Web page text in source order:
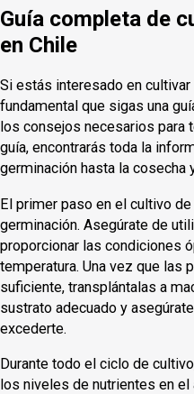
Guía completa de
en Chile
Si estás interesado en cultivar
fundamental que sigas una
los consejos necesarios para
guía, encontrarás toda la
germinación hasta la cosecha
El primer paso en el cultivo
germinación. Asegúrate de
proporcionar las condiciones
temperatura. Una vez que las
suficiente, transplántalas a
sustrato adecuado y
excederte.
Durante todo el ciclo de
los niveles de nutrientes en el